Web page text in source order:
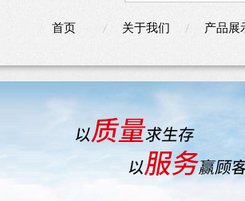
首页 关于我们 产品展